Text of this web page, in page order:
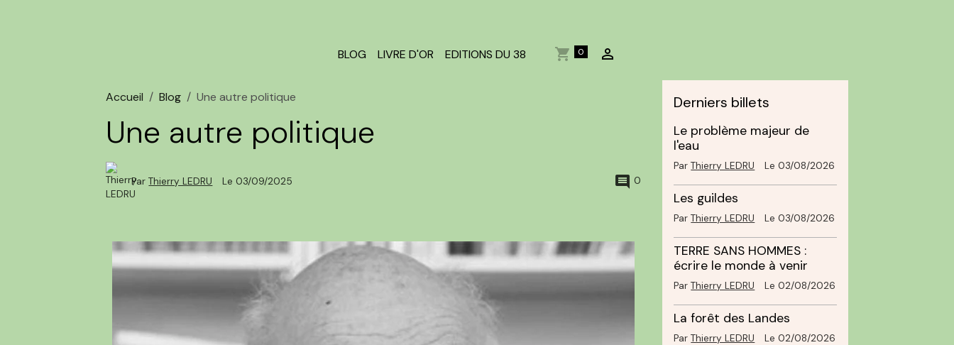
BLOG LIVRE D'OR EDITIONS DU 38 0
Accueil Blog Une autre politique
Une autre politique
ParThierry LEDRU Le 03/09/2025 0
Derniers billets
Le problème majeur de
l'eau
ParThierry LEDRU Le 03/08/2026
Les guildes
ParThierry LEDRU Le 03/08/2026
TERRE SANS HOMMES :
écrire le monde à venir
ParThierry LEDRU Le 02/08/2026
La forêt des Landes
ParThierry LEDRU Le 02/08/2026